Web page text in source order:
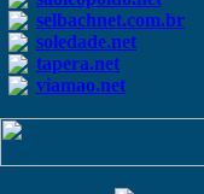
selbachnet.com.br
soledade.net
tapera.net
viamao.net